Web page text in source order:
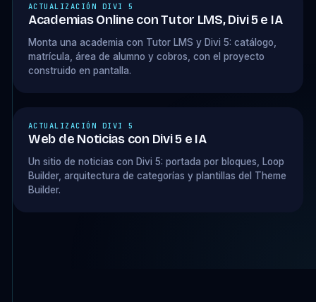
ACTUALIZACIÓN DIVI 5
Academias Online con Tutor LMS, Divi 5 e IA
Monta una academia con Tutor LMS y Divi 5: catálogo,
matrícula, área de alumno y cobros, con el proyecto
construido en pantalla.
ACTUALIZACIÓN DIVI 5
Web de Noticias con Divi 5 e IA
Un sitio de noticias con Divi 5: portada por bloques, Loop
Builder, arquitectura de categorías y plantillas del Theme
Builder.